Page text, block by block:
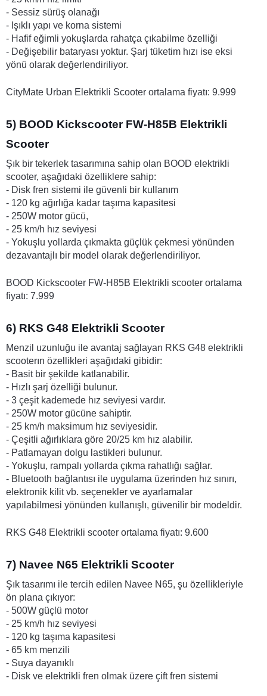
- Sessiz sürüş olanağı
- Işıklı yapı ve korna sistemi
- Hafif eğimli yokuşlarda rahatça çıkabilme özelliği
- Değişebilir bataryası yoktur. Şarj tüketim hızı ise eksi
yönü olarak değerlendiriliyor.
CityMate Urban Elektrikli Scooter ortalama fiyatı: 9.999
5) BOOD Kickscooter FW-H85B Elektrikli
Scooter
Şık bir tekerlek tasarımına sahip olan BOOD elektrikli
scooter, aşağıdaki özelliklere sahip:
- Disk fren sistemi ile güvenli bir kullanım
- 120 kg ağırlığa kadar taşıma kapasitesi
- 250W motor gücü,
- 25 km/h hız seviyesi
- Yokuşlu yollarda çıkmakta güçlük çekmesi yönünden
dezavantajlı bir model olarak değerlendiriliyor.
BOOD Kickscooter FW-H85B Elektrikli scooter ortalama
fiyatı: 7.999
6) RKS G48 Elektrikli Scooter
Menzil uzunluğu ile avantaj sağlayan RKS G48 elektrikli
scooterın özellikleri aşağıdaki gibidir:
- Basit bir şekilde katlanabilir.
- Hızlı şarj özelliği bulunur.
- 3 çeşit kademede hız seviyesi vardır.
- 250W motor gücüne sahiptir.
- 25 km/h maksimum hız seviyesidir.
- Çeşitli ağırlıklara göre 20/25 km hız alabilir.
- Patlamayan dolgu lastikleri bulunur.
- Yokuşlu, rampalı yollarda çıkma rahatlığı sağlar.
- Bluetooth bağlantısı ile uygulama üzerinden hız sınırı,
elektronik kilit vb. seçenekler ve ayarlamalar
yapılabilmesi yönünden kullanışlı, güvenilir bir modeldir.
RKS G48 Elektrikli scooter ortalama fiyatı: 9.600
7) Navee N65 Elektrikli Scooter
Şık tasarımı ile tercih edilen Navee N65, şu özellikleriyle
ön plana çıkıyor:
- 500W güçlü motor
- 25 km/h hız seviyesi
- 120 kg taşıma kapasitesi
- 65 km menzili
- Suya dayanıklı
- Disk ve elektrikli fren olmak üzere çift fren sistemi